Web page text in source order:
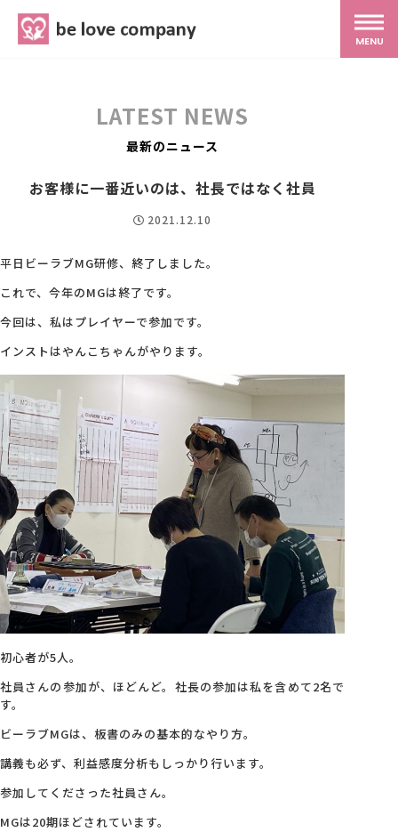
MENU
MG研修
スタッフ紹介
最新ブログ
会社概要
アクセス
採用情報
お問い合わせ
LATEST NEWS
最新のニュース
お客様に一番近いのは、社長ではなく社員
2021.12.10
平日ビーラブMG研修、終了しました。
これで、今年のMGは終了です。
今回は、私はプレイヤーで参加です。
インストはやんこちゃんがやります。
初心者が5人。
社員さんの参加が、ほどんど。社長の参加は私を含めて2名で
す。
ビーラブMGは、板書のみの基本的なやり方。
講義も必ず、利益感度分析もしっかり行います。
参加してくださった社員さん。
MGは20期ほどされています。